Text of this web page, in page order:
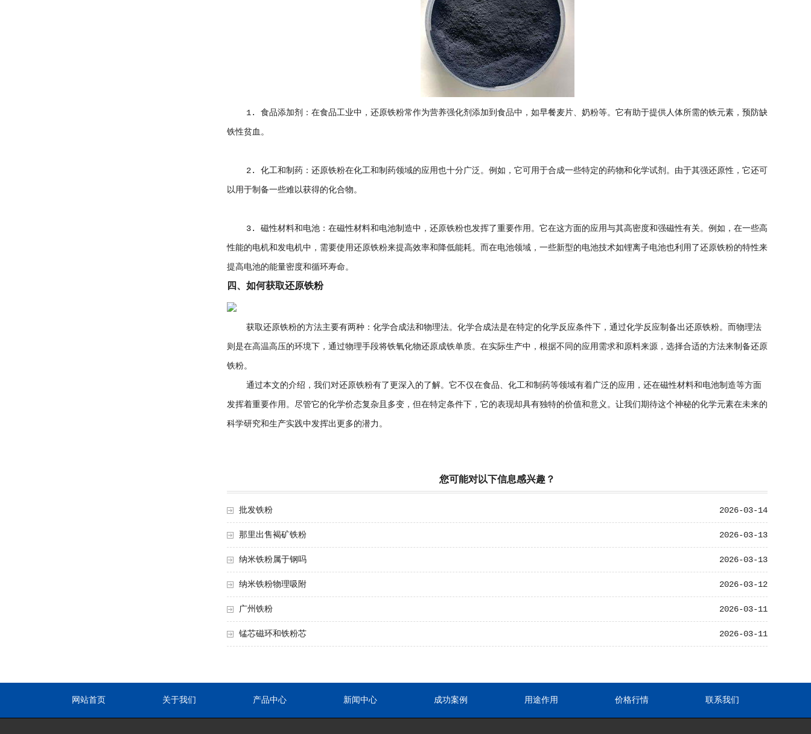
1. 食品添加剂：在食品工业中，还原铁粉常作为营养强化剂添加到食品中，如早餐麦片、奶粉等。它有助于提供人体所需的铁元素，预防缺
铁性贫血。
2. 化工和制药：还原铁粉在化工和制药领域的应用也十分广泛。例如，它可用于合成一些特定的药物和化学试剂。由于其强还原性，它还可
以用于制备一些难以获得的化合物。
3. 磁性材料和电池：在磁性材料和电池制造中，还原铁粉也发挥了重要作用。它在这方面的应用与其高密度和强磁性有关。例如，在一些高
性能的电机和发电机中，需要使用还原铁粉来提高效率和降低能耗。而在电池领域，一些新型的电池技术如锂离子电池也利用了还原铁粉的特性来
提高电池的能量密度和循环寿命。
四、如何获取还原铁粉
获取还原铁粉的方法主要有两种：化学合成法和物理法。化学合成法是在特定的化学反应条件下，通过化学反应制备出还原铁粉。而物理法
则是在高温高压的环境下，通过物理手段将铁氧化物还原成铁单质。在实际生产中，根据不同的应用需求和原料来源，选择合适的方法来制备还原
铁粉。
通过本文的介绍，我们对还原铁粉有了更深入的了解。它不仅在食品、化工和制药等领域有着广泛的应用，还在磁性材料和电池制造等方面
发挥着重要作用。尽管它的化学价态复杂且多变，但在特定条件下，它的表现却具有独特的价值和意义。让我们期待这个神秘的化学元素在未来的
科学研究和生产实践中发挥出更多的潜力。
您可能对以下信息感兴趣？
2026-03-14
批发铁粉
2026-03-13
那里出售褐矿铁粉
2026-03-13
纳米铁粉属于钢吗
2026-03-12
纳米铁粉物理吸附
2026-03-11
广州铁粉
2026-03-11
锰芯磁环和铁粉芯
网站首页 关于我们 产品中心 新闻中心 成功案例 用途作用 价格行情 联系我们